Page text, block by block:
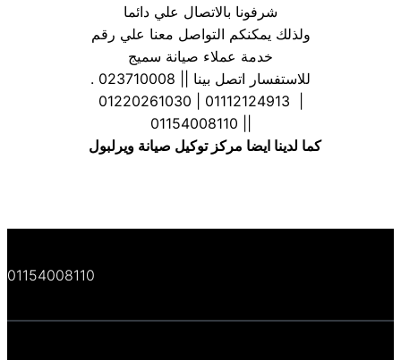
شرفونا بالاتصال علي دائما
ولذلك يمكنكم التواصل معنا علي رقم
خدمة عملاء صيانة سميج
. للاستفسار اتصل بينا || 023710008
| 01112124913 | 01220261030
كما لدينا ايضا مركز توكيل صيانة ويرلبول
01154008110